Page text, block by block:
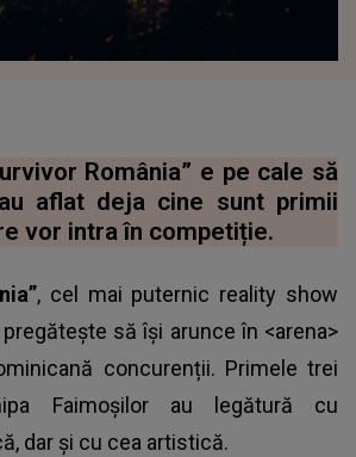
România” e pe cale să
aflat deja cine sunt primii
vor intra în competiție.
, cel mai puternic reality show
să își arunce în <arena>
concurenții. Primele trei
Faimoșilor au legătură cu
dar și cu cea artistică.